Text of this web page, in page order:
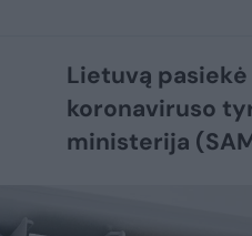
Lietuvą
koronaviruso
ministerija